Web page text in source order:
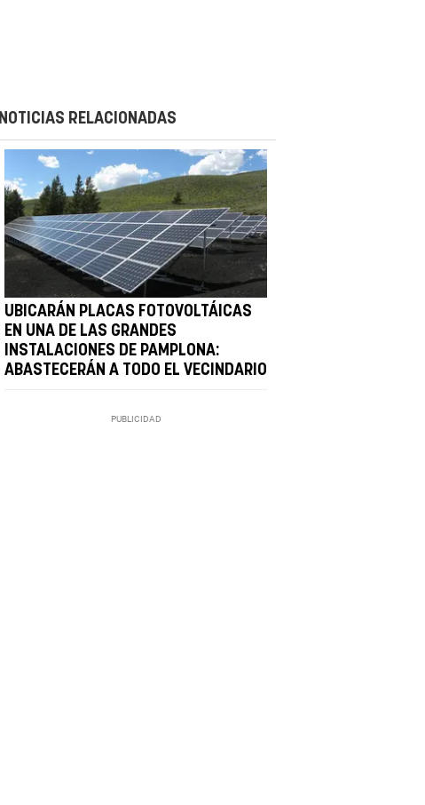
NOTICIAS RELACIONADAS
UBICARÁN PLACAS FOTOVOLTÁICAS
EN UNA DE LAS GRANDES
INSTALACIONES DE PAMPLONA:
ABASTECERÁN A TODO EL VECINDARIO